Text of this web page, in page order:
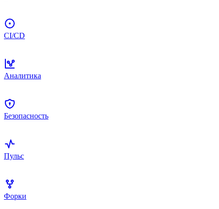
CI/CD
Аналитика
Безопасность
Пульс
Форки